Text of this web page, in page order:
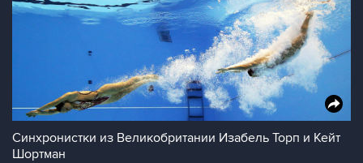
Синхронистки из Великобритании Изабель Торп и Кейт
Шортман